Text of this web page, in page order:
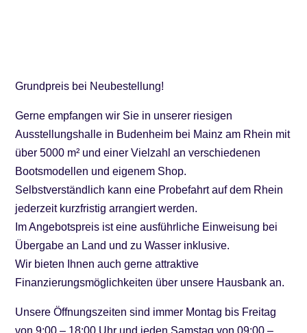
Grundpreis bei Neubestellung!
Gerne empfangen wir Sie in unserer riesigen
Ausstellungshalle in Budenheim bei Mainz am Rhein mit
über 5000 m² und einer Vielzahl an verschiedenen
Bootsmodellen und eigenem Shop.
Selbstverständlich kann eine Probefahrt auf dem Rhein
jederzeit kurzfristig arrangiert werden.
Im Angebotspreis ist eine ausführliche Einweisung bei
Übergabe an Land und zu Wasser inklusive.
Wir bieten Ihnen auch gerne attraktive
Finanzierungsmöglichkeiten über unsere Hausbank an.
Unsere Öffnungszeiten sind immer Montag bis Freitag
von 9:00 – 18:00 Uhr und jeden Samstag von 09:00 –